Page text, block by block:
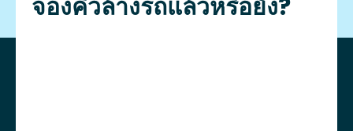
จองคิวล้างรถแล้วหรือยัง?